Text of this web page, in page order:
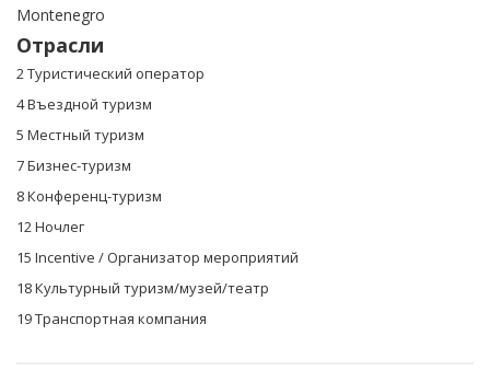
Montenegro
Отрасли
2 Туристический оператор
4 Въездной туризм
5 Местный туризм
7 Бизнес-туризм
8 Конференц-туризм
12 Ночлег
15 Incentive / Организатор мероприятий
18 Культурный туризм/музей/театр
19 Транспортная компания